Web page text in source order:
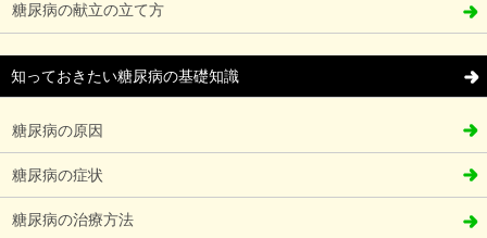
糖尿病の献立の立て方
知っておきたい糖尿病の基礎知識
糖尿病の原因
糖尿病の症状
糖尿病の治療方法